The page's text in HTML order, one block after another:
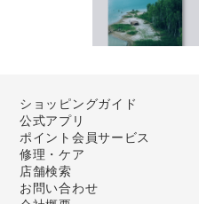
ショッピングガイド
公式アプリ
ポイント会員サービス
修理・ケア
店舗検索
お問い合わせ